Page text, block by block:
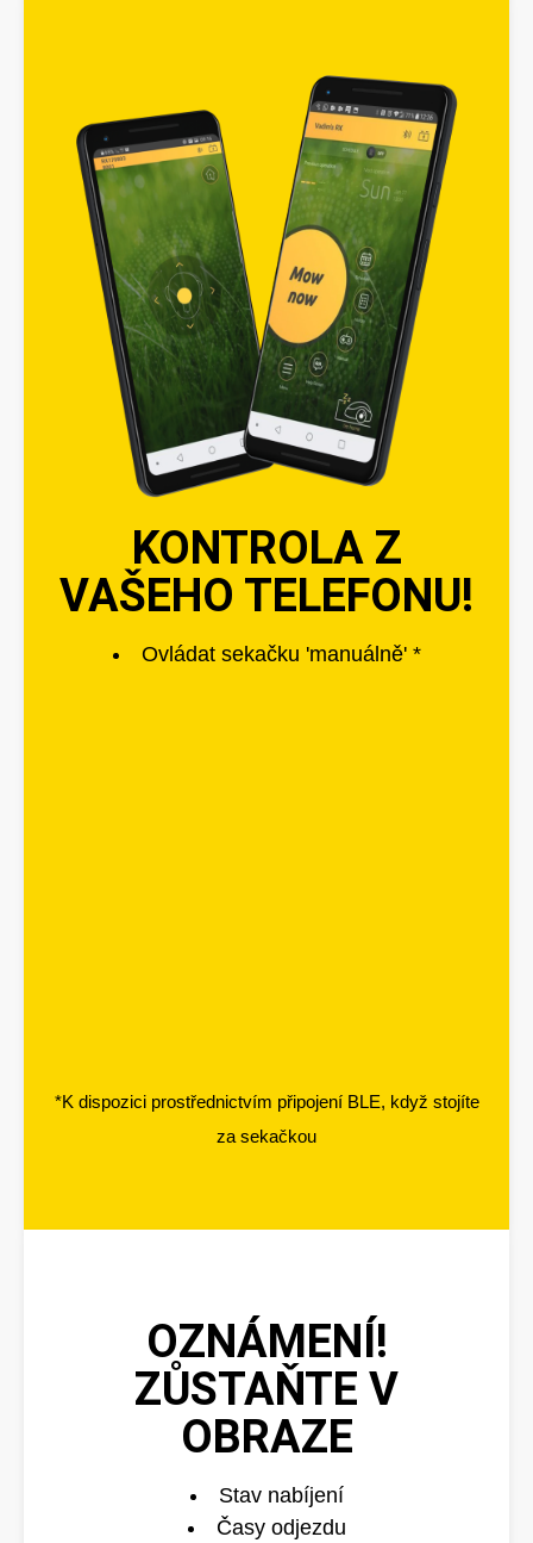
KONTROLA Z
VAŠEHO TELEFONU!
Ovládat sekačku 'manuálně' *
*K dispozici prostřednictvím připojení BLE, když stojíte
za sekačkou
OZNÁMENÍ!
ZŮSTAŇTE V
OBRAZE
Stav nabíjení
Časy odjezdu